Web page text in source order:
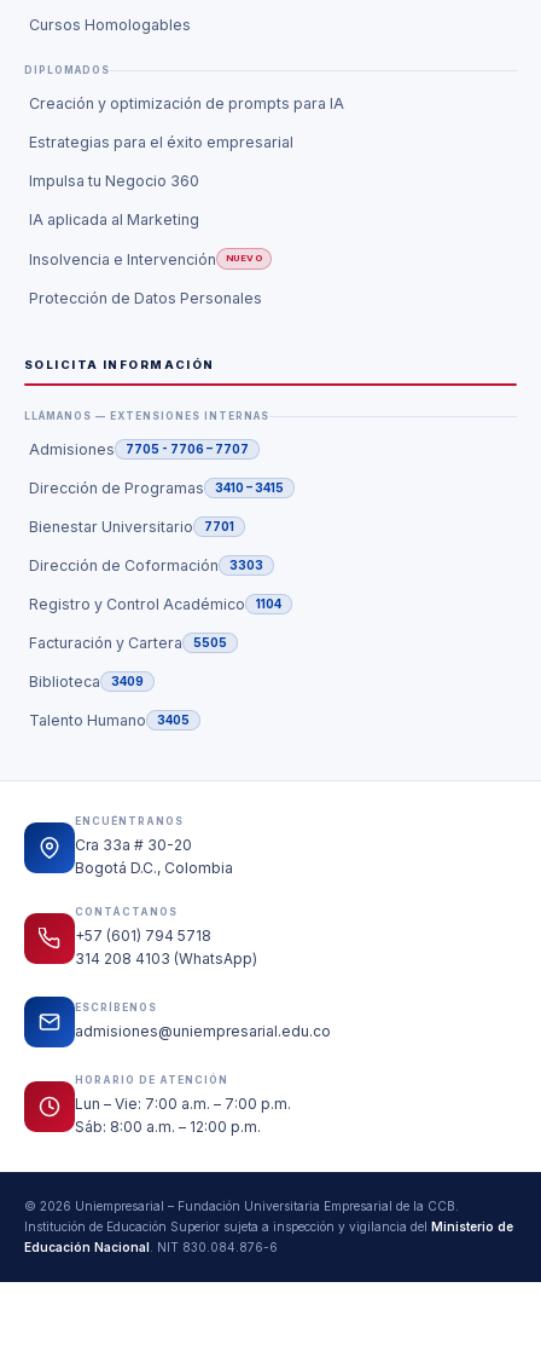
Cursos Homologables
DIPLOMADOS
Creación y optimización de prompts para IA
Estrategias para el éxito empresarial
Impulsa tu Negocio 360
IA aplicada al Marketing
Insolvencia e Intervención NUEVO
Protección de Datos Personales
SOLICITA INFORMACIÓN
LLÁMANOS — EXTENSIONES INTERNAS
Admisiones 7705 - 7706 – 7707
Dirección de Programas 3410 – 3415
Bienestar Universitario 7701
Dirección de Coformación 3303
Registro y Control Académico 1104
Facturación y Cartera 5505
Biblioteca 3409
Talento Humano 3405
ENCUÉNTRANOS
Cra 33a # 30-20
Bogotá D.C., Colombia
CONTÁCTANOS
+57 (601) 794 5718
314 208 4103 (WhatsApp)
ESCRÍBENOS
admisiones@uniempresarial.edu.co
HORARIO DE ATENCIÓN
Lun – Vie: 7:00 a.m. – 7:00 p.m.
Sáb: 8:00 a.m. – 12:00 p.m.
© 2026 Uniempresarial – Fundación Universitaria Empresarial de la CCB.
Institución de Educación Superior sujeta a inspección y vigilancia del
Ministerio de
Educación Nacional . NIT 830.084.876-6